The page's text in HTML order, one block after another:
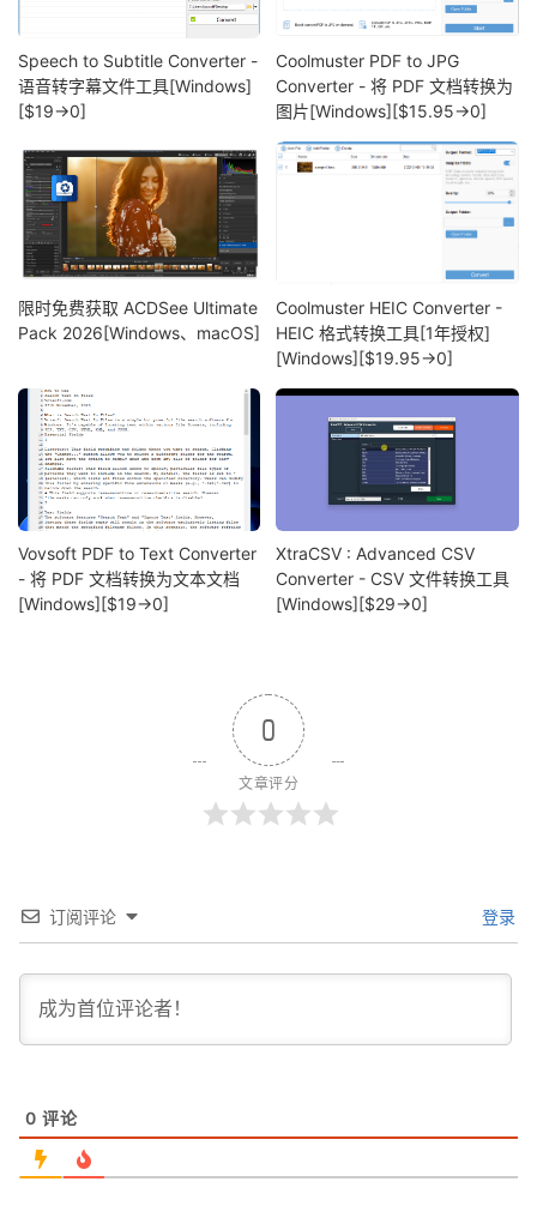
Speech to Subtitle Converter -
语音转字幕文件工具[Windows]
[$19→0]
Coolmuster PDF to JPG
Converter - 将 PDF 文档转换为
图片[Windows][$15.95→0]
限时免费获取 ACDSee Ultimate
Pack 2026[Windows、macOS]
Coolmuster HEIC Converter -
HEIC 格式转换工具[1年授权]
[Windows][$19.95→0]
Vovsoft PDF to Text Converter
- 将 PDF 文档转换为文本文档
[Windows][$19→0]
XtraCSV : Advanced CSV
Converter - CSV 文件转换工具
[Windows][$29→0]
0
文章评分
订阅评论 登录
0 评论